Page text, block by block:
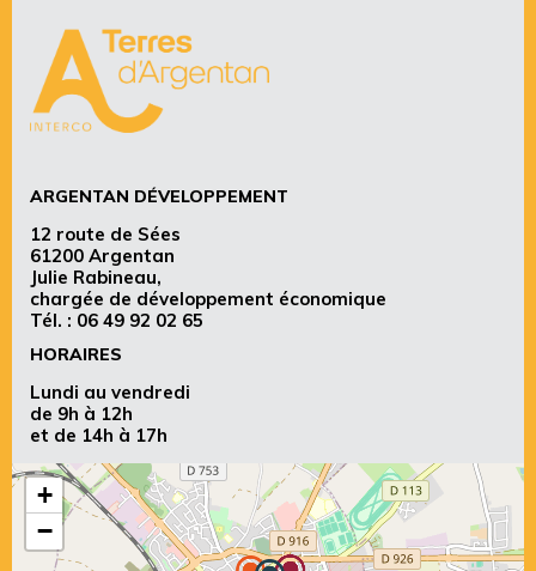
ARGENTAN DÉVELOPPEMENT
12 route de Sées
61200 Argentan
Julie Rabineau,
chargée de développement économique
Tél. : 06 49 92 02 65
HORAIRES
Lundi au vendredi
de 9h à 12h
et de 14h à 17h
+
−